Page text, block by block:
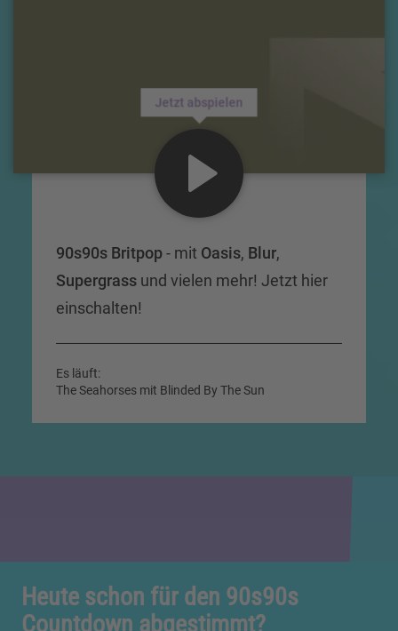
Jetzt abspielen
90s90s Britpop- mit Oasis, Blur,
Supergrass und vielen mehr! Jetzt hier
einschalten!
Es läuft:
The Seahorses mit Blinded By The Sun
Heute schon für den 90s90s
Countdown abgestimmt?